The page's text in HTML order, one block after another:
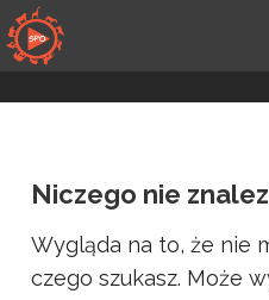
Przejdź
do
zawartości
Niczego nie
Wygląda na to, że nie
czego szukasz. Może